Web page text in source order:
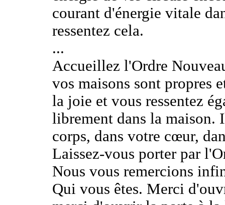
courant d'énergie vitale
ressentez cela.
...
Accueillez l'Ordre
vos maisons sont propres
la joie et vous ressentez
librement dans la maison.
corps, dans votre cœur,
Laissez-vous porter par
Nous vous remercions
Qui vous êtes. Merci